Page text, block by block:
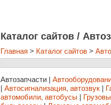
Каталог сайтов /
Главная > Каталог сайтов >
Автозапчасти |
| Автосигнализация, автозвук |
автомобили, автобусы |